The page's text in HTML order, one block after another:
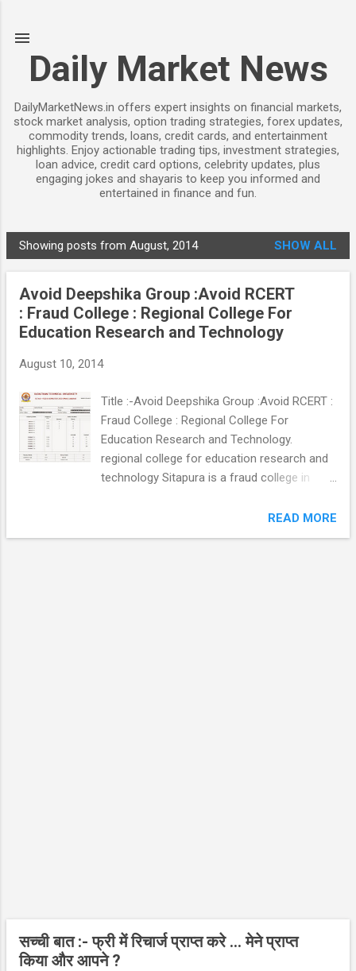
Daily Market News
DailyMarketNews.in offers expert insights on financial markets,
stock market analysis, option trading strategies, forex updates,
commodity trends, loans, credit cards, and entertainment
highlights. Enjoy actionable trading tips, investment strategies,
loan advice, credit card options, celebrity updates, plus
engaging jokes and shayaris to keep you informed and
entertained in finance and fun.
P
o
Showing posts from August, 2014 SHOW ALL
Avoid Deepshika Group :Avoid RCERT
: Fraud College : Regional College For
Education Research and Technology
August 10, 2014
Title :-Avoid Deepshika Group :Avoid RCERT :
Fraud College : Regional College For
Education Research and Technology.
regional college for education research and
technology Sitapura is a fraud college in
रहा हु क्यों की..... रोल न. 06ERCME020 को भारत देश
READ MORE
सच्ची बात :- फ्री में रिचार्ज प्राप्त करे … मेने प्राप्त
किया और आपने ?